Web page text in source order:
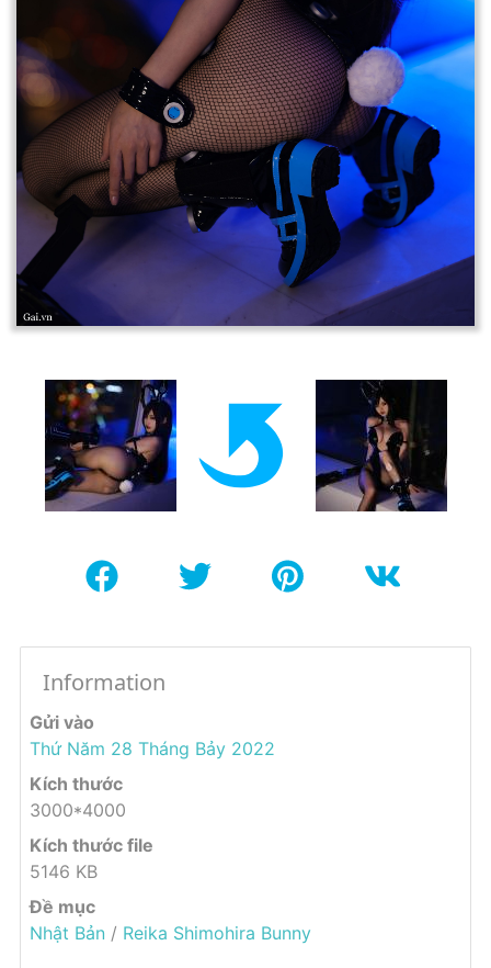
Information
Gửi vào
Thứ Năm 28 Tháng Bảy 2022
Kích thước
3000*4000
Kích thước file
5146 KB
Đề mục
Nhật Bản / Reika Shimohira Bunny